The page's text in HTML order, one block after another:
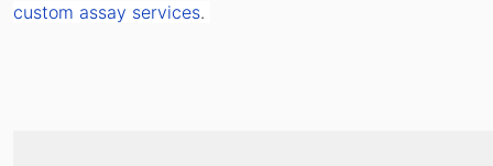
custom assay services.